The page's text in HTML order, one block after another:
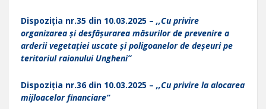
Dispoziția nr.35 din 10.03.2025 – ,,Cu privire
organizarea și desfășurarea măsurilor de prevenire a
arderii vegetației uscate și poligoanelor de deșeuri pe
teritoriul raionului Ungheni”
Dispoziția nr.36 din 10.03.2025 – ,,Cu privire la alocarea
mijloacelor financiare”